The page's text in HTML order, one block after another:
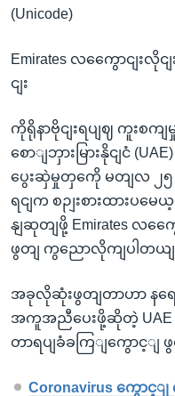
(Unicode)
Emirates လကွေောငျးလို
ငျး
ကိုရိုနာဗိုငျးရပျဈ ကူးစက
စောျဘှားမြားနိုငျငံ
ပွေးဆှဲမှုတှကေို မတျလ ၂၅
ရငျက စဉျးစားထားပမ
နျဆုတျဖို့ Emirates လကွေ
ဖွတျ ကွညောလိုကျပါတယျ
အခုလိုဆုံးဖွတျတာဟာ နရ
အကူအညီပေးဖို့ဆိုတဲ့ UAE
တာရပျခံခကြျကွောင့ျ
Coronavirus ကွောင့ျ